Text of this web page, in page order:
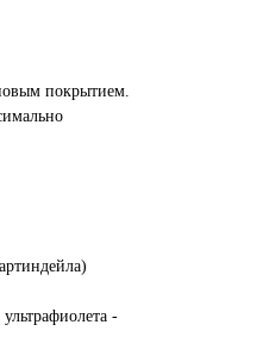
покрытием.
-